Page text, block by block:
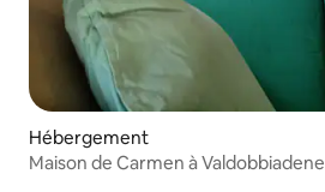
Hébergement
Maison de Carmen à Valdobbiadene